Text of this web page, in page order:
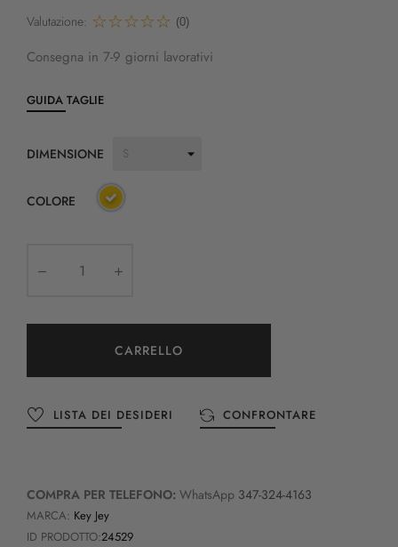
Valutazione: (0)
Consegna in 7-9 giorni lavorativi
GUIDA TAGLIE
DIMENSIONE
COLORE
CARRELLO
LISTA DEI DESIDERI CONFRONTARE
COMPRA PER TELEFONO: WhatsApp 347-324-4163
MARCA: Key Jey
ID PRODOTTO:24529